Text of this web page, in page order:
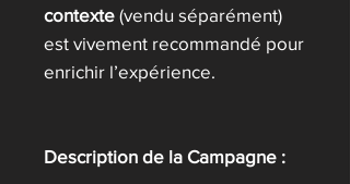
contexte (vendu séparément)
est vivement recommandé pour
enrichir l’expérience.
Description de la Campagne :